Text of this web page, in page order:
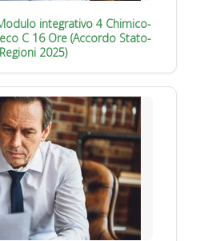
integrativo 4 Chimico-
C 16 Ore (Accordo Stato-
Regioni 2025)